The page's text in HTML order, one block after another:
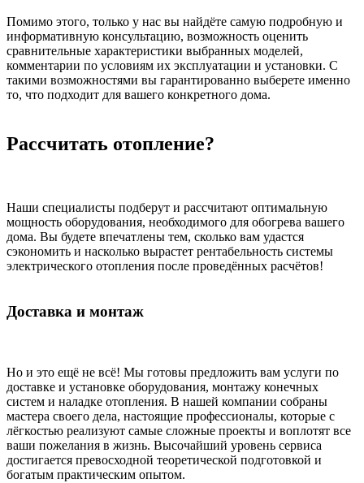
Помимо этого, только у нас вы найдёте самую подробную и
информативную консультацию, возможность оценить
сравнительные характеристики выбранных моделей,
комментарии по условиям их эксплуатации и установки. С
такими возможностями вы гарантированно выберете именно
то, что подходит для вашего конкретного дома.
Рассчитать отопление?
Наши специалисты подберут и рассчитают оптимальную
мощность оборудования, необходимого для обогрева вашего
дома. Вы будете впечатлены тем, сколько вам удастся
сэкономить и насколько вырастет рентабельность системы
электрического отопления после проведённых расчётов!
Доставка и монтаж
Но и это ещё не всё! Мы готовы предложить вам услуги по
доставке и установке оборудования, монтажу конечных
систем и наладке отопления. В нашей компании собраны
мастера своего дела, настоящие профессионалы, которые с
лёгкостью реализуют самые сложные проекты и воплотят все
ваши пожелания в жизнь. Высочайший уровень сервиса
достигается превосходной теоретической подготовкой и
богатым практическим опытом.